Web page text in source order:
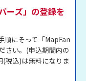
ーズ」の登録を
順にそって「MapFan
さい。(申込期間内の
税込)は無料になりま